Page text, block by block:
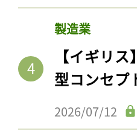
製造業
【イギリ
型コンセプ
2026/07/12